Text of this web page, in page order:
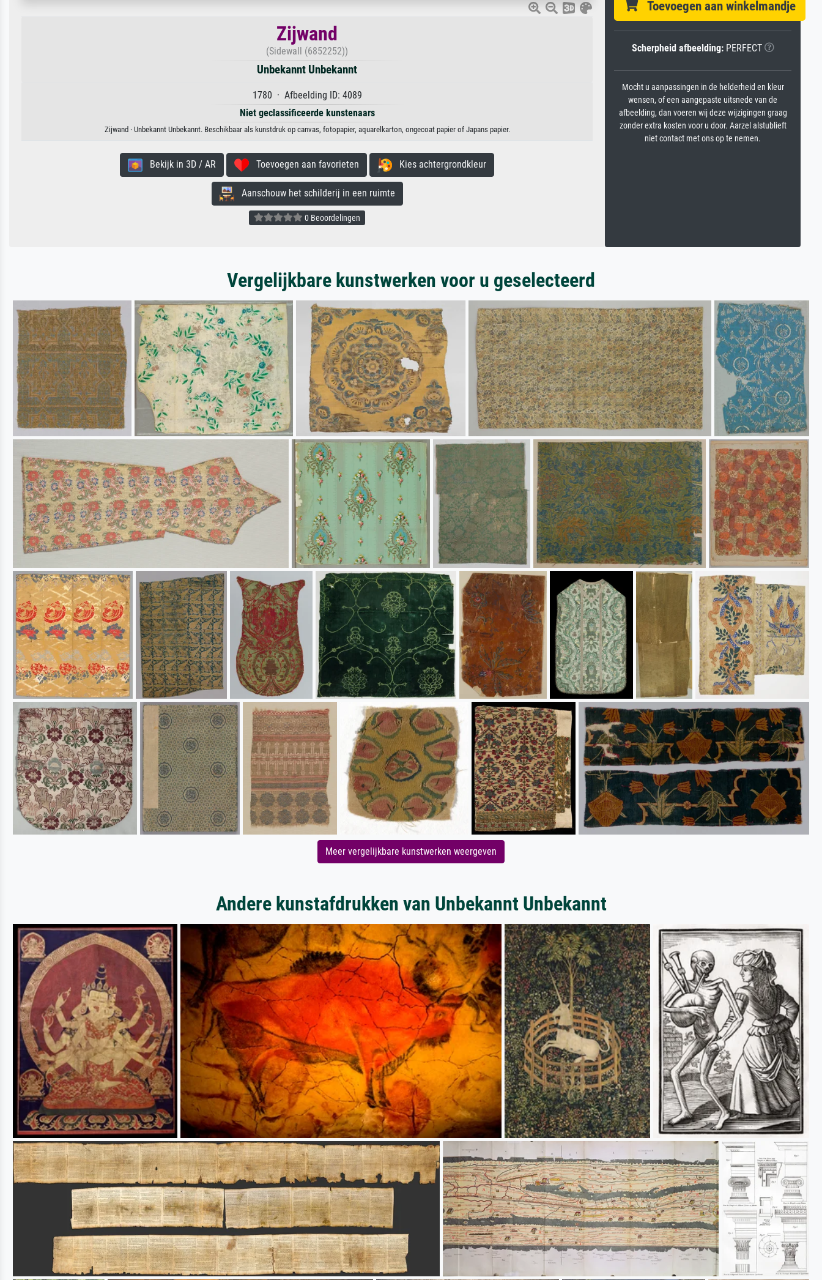
Zijwand
(Sidewall (6852252))
Unbekannt Unbekannt
1780 · Afbeelding ID: 4089
Niet geclassificeerde kunstenaars
Zijwand · Unbekannt Unbekannt. Beschikbaar als kunstdruk op canvas, fotopapier, aquarelkarton, ongecoat papier of Japans papier.
Bekijk in 3D / AR Toevoegen aan favorieten Kies achtergrondkleur
Aanschouw het schilderij in een ruimte
0 Beoordelingen
Toevoegen aan winkelmandje
Scherpheid afbeelding:PERFECT
Mocht u aanpassingen in de helderheid en kleur
wensen, of een aangepaste uitsnede van de
afbeelding, dan voeren wij deze wijzigingen graag
zonder extra kosten voor u door. Aarzel alstublieft
niet contact met ons op te nemen.
Vergelijkbare kunstwerken voor u geselecteerd
Meer vergelijkbare kunstwerken weergeven
Andere kunstafdrukken van Unbekannt Unbekannt